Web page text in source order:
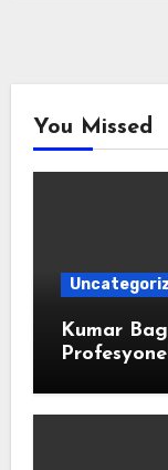
You Missed
Kumar